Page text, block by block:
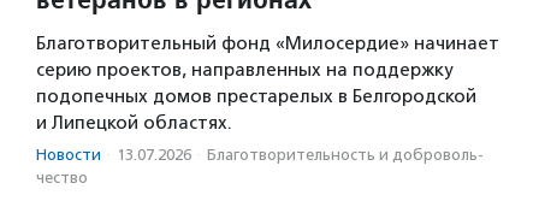
Благотворительный фонд «Милосердие» начинает
серию проектов, направленных на поддержку
подопечных домов престарелых в Белгородской
и Липецкой областях.
Новости · 13.07.2026 · Благотвори­тель­ность и доброволь­
чест­во